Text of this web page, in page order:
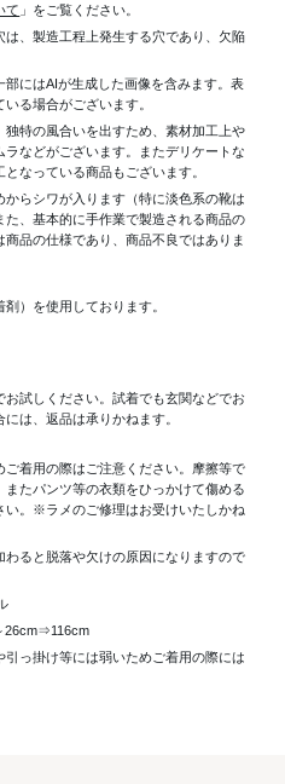
て 」をご覧ください。
は、製造工程上発生する穴であり、欠陥
部にはAIが生成した画像を含みます。表
る場合がございます。
独特の風合いを出すため、素材加工上
などがございます。またデリケートな
なっている商品もございます。
からシワが入ります（特に淡色系の靴は
、基本的に手作業で製造される商品の
品の仕様であり、商品不良ではありま
）を使用しております。
お試しください。試着でも玄関などでお
は、返品は承りかねます。
ご着用の際はご注意ください。摩擦等で
たパンツ等の衣類をひっかけて傷める
い。※ラメのご修理はお受けいたしかね
わると脱落や欠けの原因になりますので
26cm⇒116cm
引っ掛け等には弱いためご着用の際には